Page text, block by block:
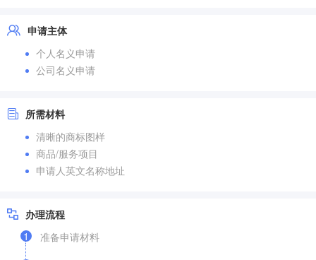
申请主体
个人名义申请
公司名义申请
所需材料
清晰的商标图样
商品/服务项目
申请人英文名称地址
办理流程
1
准备申请材料